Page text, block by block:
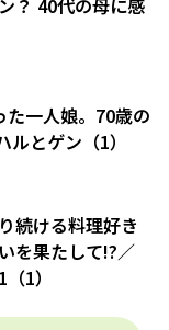
？ 40代の母に感
一人娘。70歳の
とゲン（1）
続ける料理好き
を果たして!?／
1）